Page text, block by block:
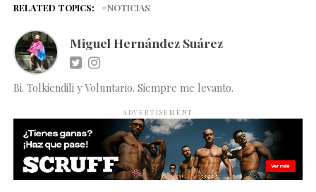
RELATED TOPICS: NOTICIAS
Miguel Hernández Suárez
Bi. Tolkiendili y Voluntario. Siempre me levanto.
ADVERTISEMENT